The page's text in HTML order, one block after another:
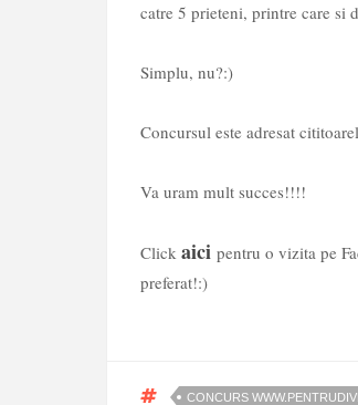
catre 5 prieteni, printre care si
Simplu, nu?:)
Concursul este adresat
Va uram mult succes!!!!
Click aici pentru o vizita pe
preferat!:)
CONCURS